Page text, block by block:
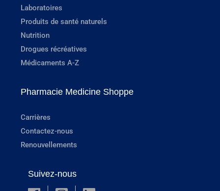
Laboratoires
Produits de santé naturels
Nutrition
Drogues récréatives
Médicaments A-Z
Pharmacie Medicine Shoppe
Carrières
Contactez-nous
Renouvellements
Suivez-nous